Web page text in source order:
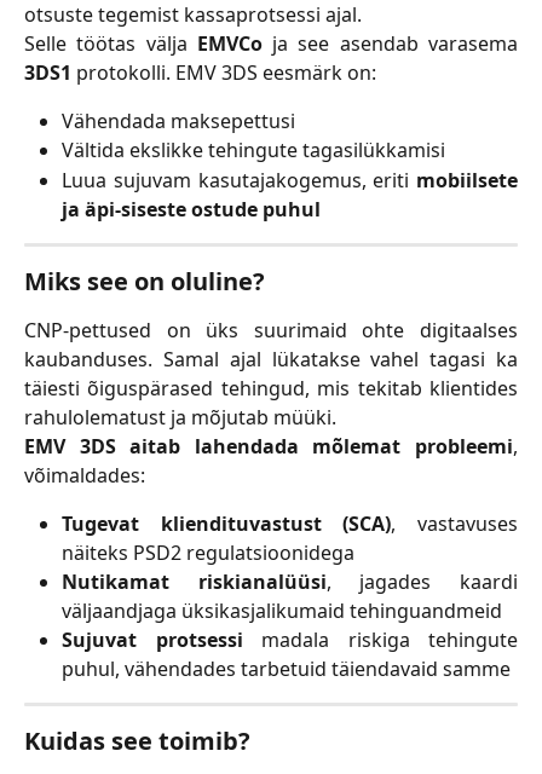
otsuste tegemist kassaprotsessi ajal.
Selle töötas välja EMVCoja see asendab varasema
3DS1 protokolli. EMV 3DS eesmärk on:
Vähendada maksepettusi
Vältida ekslikke tehingute tagasilükkamisi
Luua sujuvam kasutajakogemus, eriti mobiilsete
ja äpi-siseste ostude puhul
Miks see on oluline?
CNP-pettused on üks suurimaid ohte digitaalses
kaubanduses. Samal ajal lükatakse vahel tagasi ka
täiesti õiguspärased tehingud, mis tekitab klientides
rahulolematust ja mõjutab müüki.
EMV 3DS aitab lahendada mõlemat probleemi,
võimaldades:
Tugevat kliendituvastust (SCA), vastavuses
näiteks PSD2 regulatsioonidega
Nutikamat riskianalüüsi, jagades kaardi
väljaandjaga üksikasjalikumaid tehinguandmeid
Sujuvat protsessi madala riskiga tehingute
puhul, vähendades tarbetuid täiendavaid samme
Kuidas see toimib?